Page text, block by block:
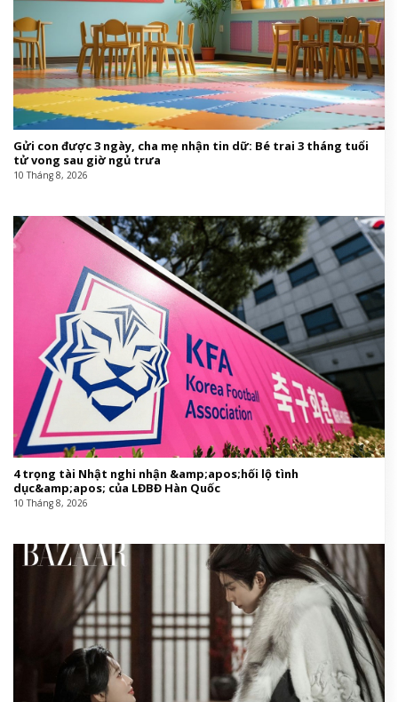
Gửi con được 3 ngày, cha mẹ nhận tin dữ: Bé trai 3 tháng tuổi
tử vong sau giờ ngủ trưa
10 Tháng 8, 2026
4 trọng tài Nhật nghi nhận &amp;apos;hối lộ tình
dục&amp;apos; của LĐBĐ Hàn Quốc
10 Tháng 8, 2026